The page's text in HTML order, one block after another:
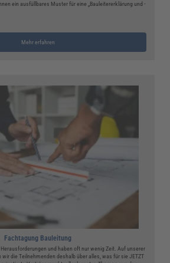
ein ausfüllbares Muster für eine „Bauleitererklärung und -
Mehr erfahren
Fachtagung Bauleitung
und haben oft nur wenig Zeit. Auf unserer
wir die Teilnehmenden deshalb über alles, was für sie JETZT